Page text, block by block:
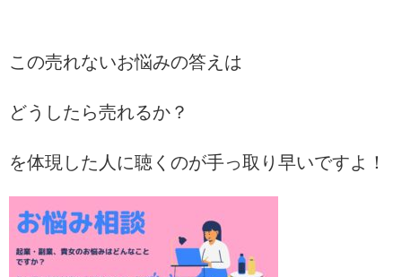
この売れないお悩みの答えは
どうしたら売れるか？
を体現した人に聴くのが手っ取り早いですよ！